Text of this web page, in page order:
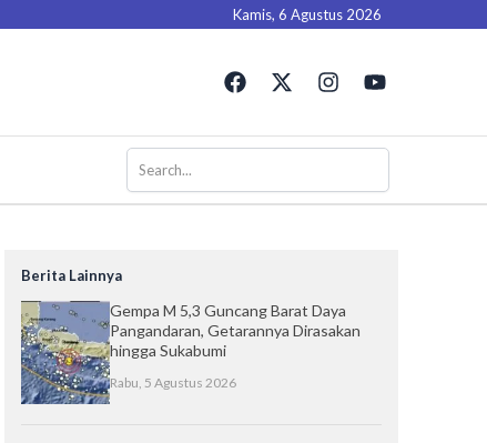
Kamis, 6 Agustus 2026
F
a
e
o
o
X
-
w
t
t
I
n
t
g
r
Y
o
t
b
e
Berita Lainnya
Gempa M 5,3 Guncang Barat Daya
Pangandaran, Getarannya Dirasakan
hingga Sukabumi
Rabu, 5 Agustus 2026